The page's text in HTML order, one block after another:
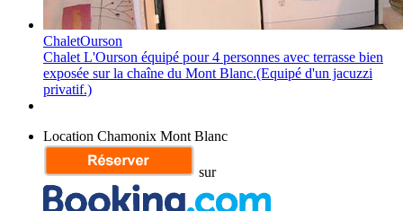
ChaletOurson
Chalet L'Ourson équipé pour 4 personnes avec terrasse bien
exposée sur la chaîne du Mont Blanc.(Equipé d'un jacuzzi
privatif.)
Location Chamonix Mont Blanc
sur